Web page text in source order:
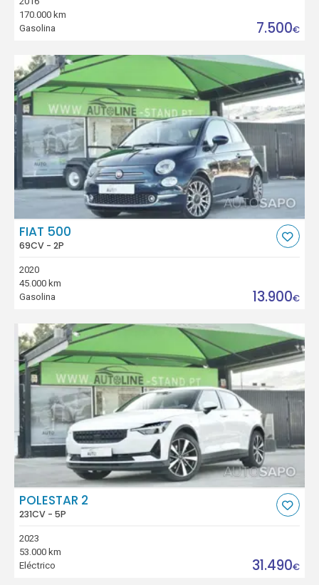
170.000 km
Gasolina
7.500€
FIAT 500
69CV - 2P
2020
45.000 km
Gasolina
13.900€
POLESTAR 2
231CV - 5P
2023
53.000 km
Eléctrico
31.490€